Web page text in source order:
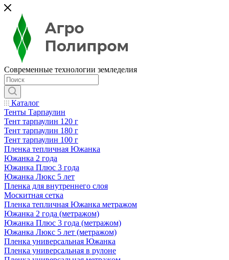
Современные технологии земледелия
Каталог
Тенты Тарпаулин
Тент тарпаулин 120 г
Тент тарпаулин 180 г
Тент тарпаулин 100 г
Пленка тепличная Южанка
Южанка 2 года
Южанка Плюс 3 года
Южанка Люкс 5 лет
Пленка для внутреннего слоя
Москитная сетка
Пленка тепличная Южанка метражом
Южанка 2 года (метражом)
Южанка Плюс 3 года (метражом)
Южанка Люкс 5 лет (метражом)
Пленка универсальная Южанка
Пленка универсальная в рулоне